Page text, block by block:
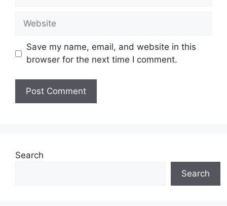
Website
Save my name, email, and website in this
browser for the next time I comment.
Search
Search